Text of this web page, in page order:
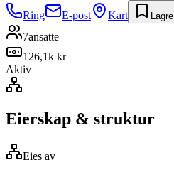
Ring
E-post Kart Lagre
7ansatte
126,1k kr
Aktiv
Eierskap & struktur
Eies av